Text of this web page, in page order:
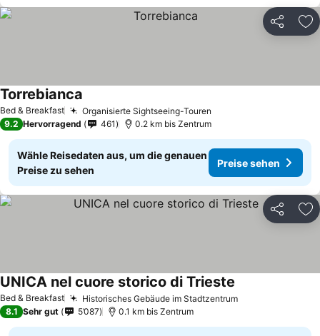
Teilen
Bed & Breakfast Organisierte Sightseeing-Touren
Torrebianca
9.2 Hervorragend 461 0.2 km bis Zentrum
Wähle Reisedaten aus, um die genauen
Preise zu sehen
Preise sehen
Teilen
Bed & Breakfast Historisches Gebäude im Stadtzentrum
UNICA nel cuore storico di Trieste
8.1 Sehr gut 5’087 0.1 km bis Zentrum